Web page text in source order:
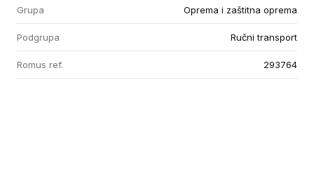
Grupa Oprema i zaštitna oprema
Podgrupa Ručni transport
Romus ref. 293764